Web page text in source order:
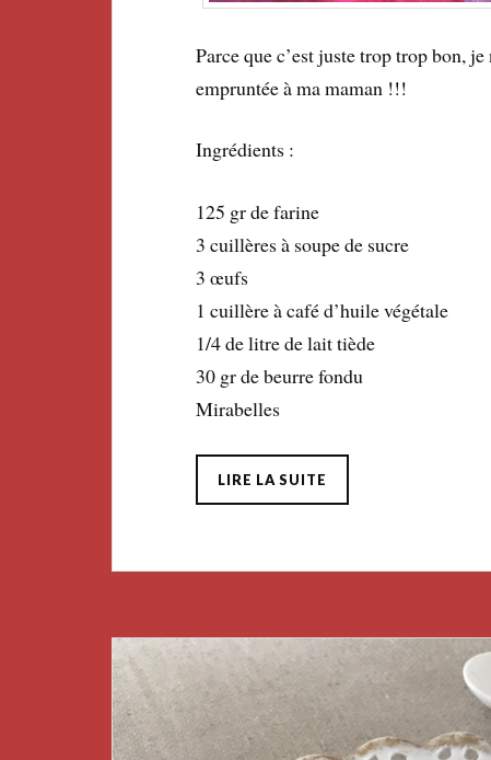
Parce que c’est juste trop trop bon,
empruntée à ma maman !!!
Ingrédients :
125 gr de farine
3 cuillères à soupe de sucre
3 œufs
1 cuillère à café d’huile végétale
1/4 de litre de lait tiède
30 gr de beurre fondu
Mirabelles
LIRE LA SUITE